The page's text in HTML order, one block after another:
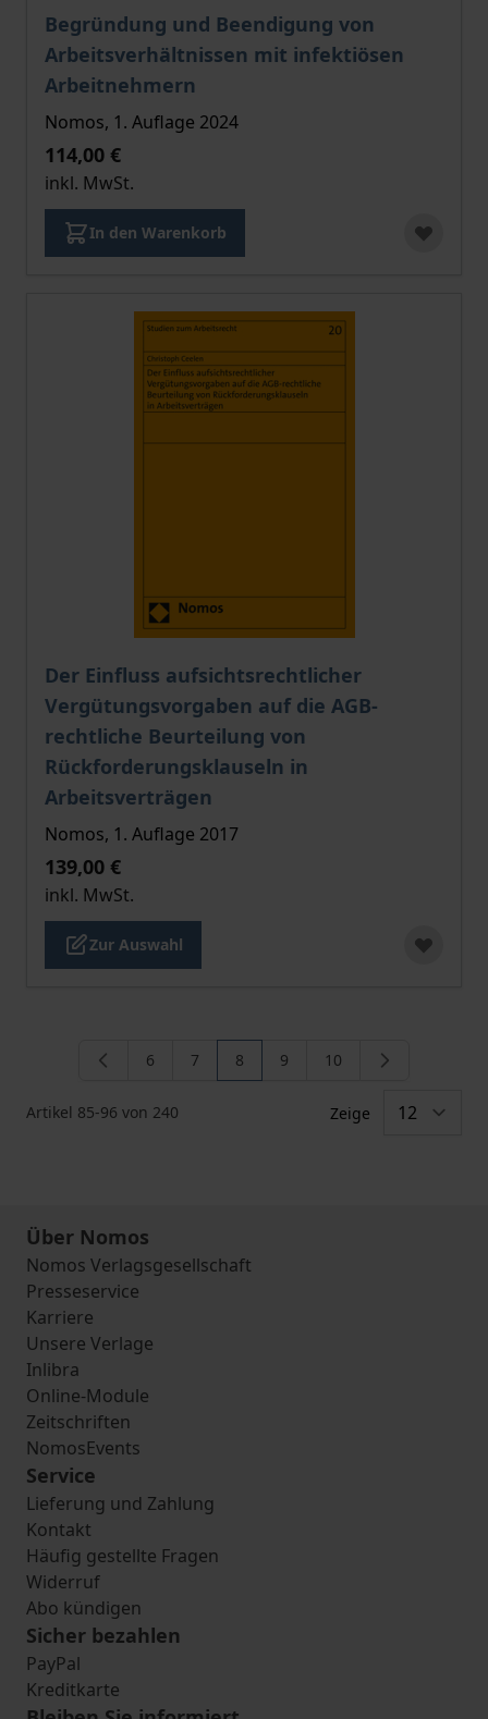
Begründung und Beendigung von
Arbeitsverhältnissen mit infektiösen
Arbeitnehmern
Der Preis dieses Titels richtet sich nach der
Nomos, 1. Auflage 2024
114,00 €
inkl. MwSt.
In den Warenkorb
Der Einfluss aufsichtsrechtlicher
Vergütungsvorgaben auf die AGB-
rechtliche Beurteilung von
Rückforderungsklauseln in
Arbeitsverträgen
Der Preis dieses Titels richtet sich nach der
Nomos, 1. Auflage 2017
139,00 €
inkl. MwSt.
Zur Auswahl
Artikel 85-96 von 240
Seite
6 Seite
7 Sie lesen gerade die Seite
8 Seite
9 Seite
10
Zeige
Über Nomos
Nomos Verlagsgesellschaft
Presseservice
Karriere
Unsere Verlage
Inlibra
Online-Module
Zeitschriften
NomosEvents
Service
Lieferung und Zahlung
Kontakt
Häufig gestellte Fragen
Widerruf
Abo kündigen
Sicher bezahlen
PayPal
Kreditkarte